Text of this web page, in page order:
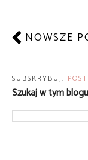
NOWSZE
SUBSKRYBUJ:
Szukaj w tym blogu